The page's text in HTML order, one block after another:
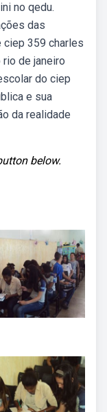
no qedu.
das
359 charles
de janeiro
do ciep
e sua
da realidade
below.